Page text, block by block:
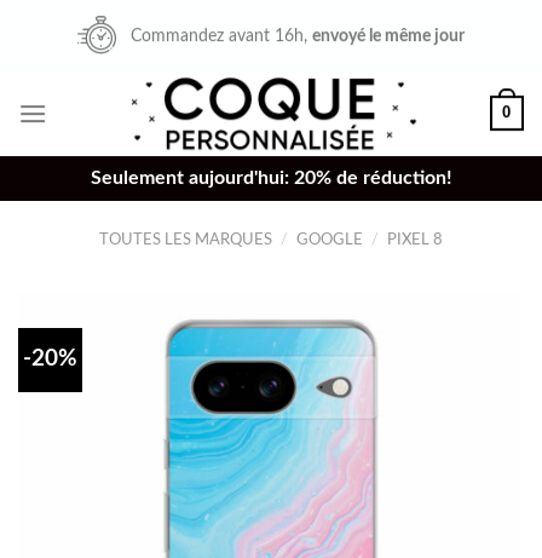
Commandez avant 16h,envoyé le même jour
0
Seulement aujourd'hui: 20% de réduction!
TOUTES LES MARQUES / GOOGLE / PIXEL 8
-20%